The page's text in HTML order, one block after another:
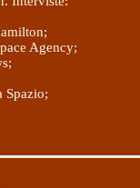
Agency;
Spazio;